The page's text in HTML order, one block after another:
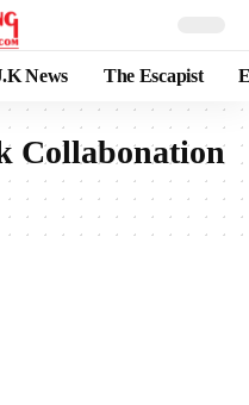
News The Escapist
Collabonation